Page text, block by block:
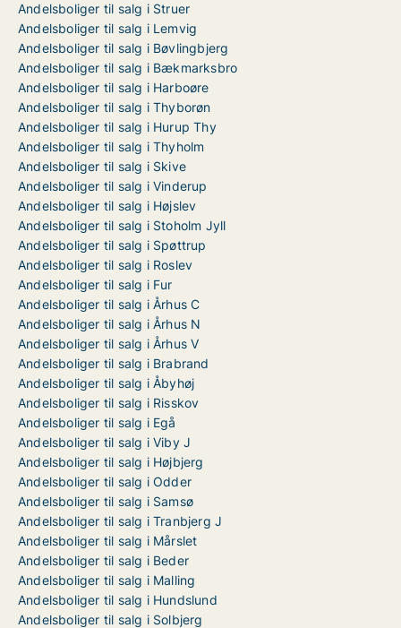
Andelsboliger til salg i Struer
Andelsboliger til salg i Lemvig
Andelsboliger til salg i Bøvlingbjerg
Andelsboliger til salg i Bækmarksbro
Andelsboliger til salg i Harboøre
Andelsboliger til salg i Thyborøn
Andelsboliger til salg i Hurup Thy
Andelsboliger til salg i Thyholm
Andelsboliger til salg i Skive
Andelsboliger til salg i Vinderup
Andelsboliger til salg i Højslev
Andelsboliger til salg i Stoholm Jyll
Andelsboliger til salg i Spøttrup
Andelsboliger til salg i Roslev
Andelsboliger til salg i Fur
Andelsboliger til salg i Århus C
Andelsboliger til salg i Århus N
Andelsboliger til salg i Århus V
Andelsboliger til salg i Brabrand
Andelsboliger til salg i Åbyhøj
Andelsboliger til salg i Risskov
Andelsboliger til salg i Egå
Andelsboliger til salg i Viby J
Andelsboliger til salg i Højbjerg
Andelsboliger til salg i Odder
Andelsboliger til salg i Samsø
Andelsboliger til salg i Tranbjerg J
Andelsboliger til salg i Mårslet
Andelsboliger til salg i Beder
Andelsboliger til salg i Malling
Andelsboliger til salg i Hundslund
Andelsboliger til salg i Solbjerg